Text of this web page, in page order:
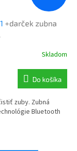
+darček zubna
Skladom
Do košíka
zuby. Zubná
Bluetooth